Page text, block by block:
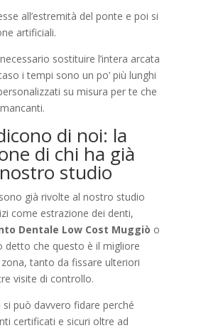
all’estremità del ponte e poi si
artificiali.
sostituire l’intera arcata
i tempi sono un po’ più lunghi
su misura per te che
di noi: la
di chi ha già
studio
già rivolte al nostro studio
come estrazione dei denti,
Dentale Low Cost Muggiò o
detto che questo è il migliore
tanto da fissare ulteriori
visite di controllo.
può davvero fidare perché
certificati e sicuri oltre ad